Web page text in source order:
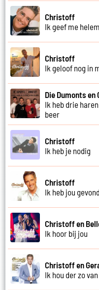
Christoff
Ik geef me
Christoff
Ik geloof nog in
Die Dumonts
Ik heb drie
beer
Christoff
Ik heb je nodig
Christoff
Ik heb jou
Christoff en
Ik hoor bij jou
Christoff en
Ik hou der zo van